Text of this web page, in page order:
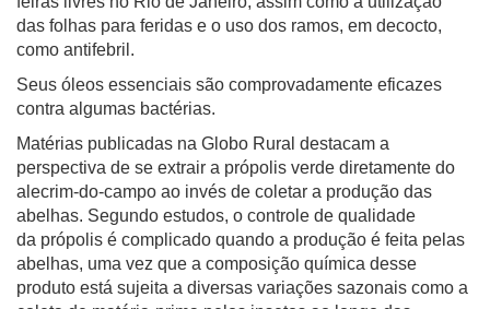
das folhas para feridas e o uso dos ramos, em decocto,
como antifebril.
Seus óleos essenciais são comprovadamente eficazes
contra algumas bactérias.
Matérias publicadas na Globo Rural destacam a
perspectiva de se extrair a própolis verde diretamente do
alecrim-do-campo ao invés de coletar a produção das
abelhas. Segundo estudos, o controle de qualidade
da própolis é complicado quando a produção é feita pelas
abelhas, uma vez que a composição química desse
produto está sujeita a diversas variações sazonais como a